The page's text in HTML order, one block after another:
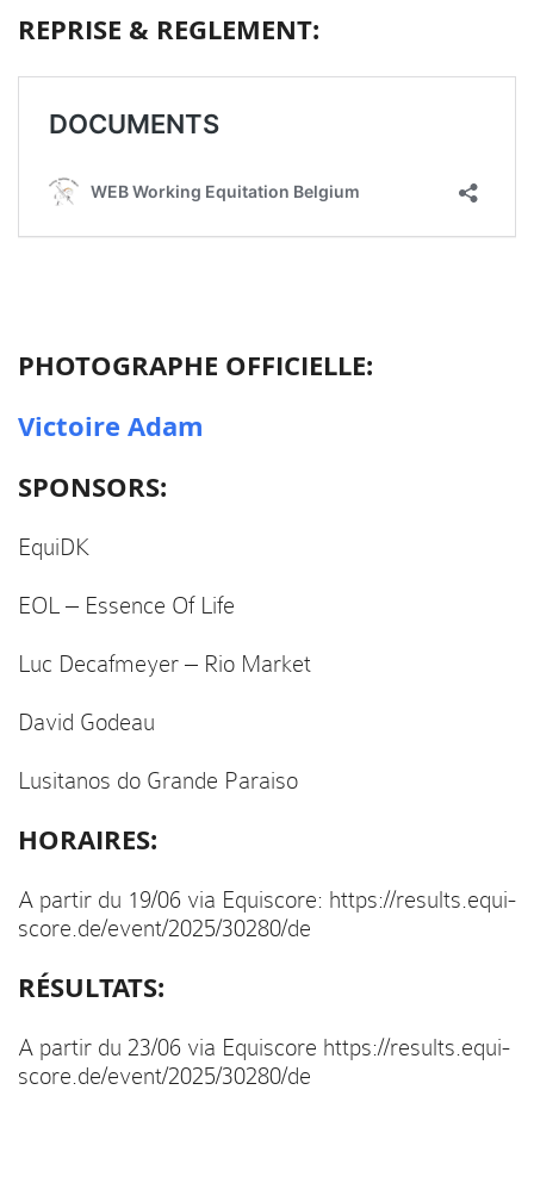
REPRISE & REGLEMENT:
PHOTOGRAPHE OFFICIELLE:
Victoire Adam
SPONSORS:
EquiDK
EOL – Essence Of Life
Luc Decafmeyer – Rio Market
David Godeau
Lusitanos do Grande Paraiso
HORAIRES:
A partir du 19/06 via Equiscore: https://results.equi-
score.de/event/2025/30280/de
RÉSULTATS:
A partir du 23/06 via Equiscore https://results.equi-
score.de/event/2025/30280/de